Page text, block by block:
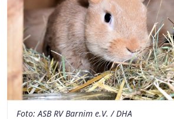
Foto: ASB RV Barnim e.V. / DHA